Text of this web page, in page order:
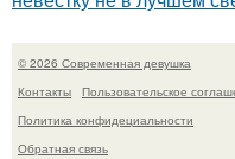
© 2026 Современная девушка
Контакты
Пользовательское
Политика конфидециальности
Обратная связь